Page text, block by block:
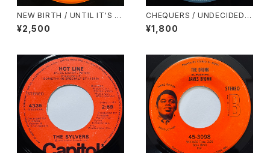
NEW BIRTH / UNTIL IT'S TI
ME FOR YOU TO GO
¥2,500
CHEQUERS / UNDECIDED L
OVE
¥1,800